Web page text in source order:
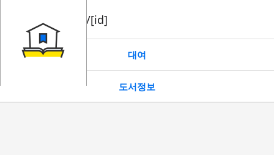
book/rent/[id]
대여
도서정보